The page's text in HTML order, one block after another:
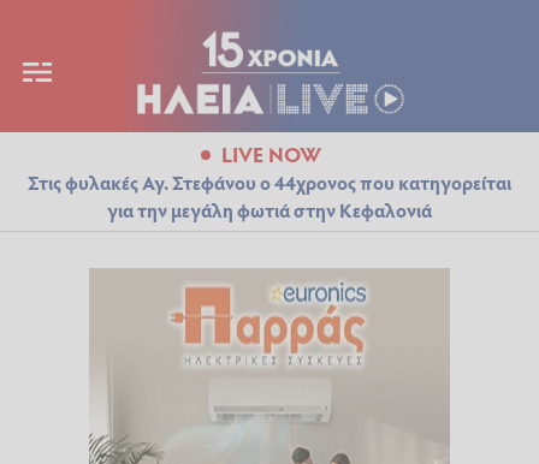
LIVE NOW
Στις φυλακές Αγ. Στεφάνου ο 44χρονος που κατηγορείται
για την μεγάλη φωτιά στην Κεφαλονιά